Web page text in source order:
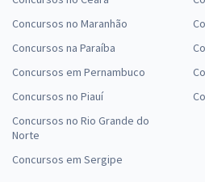
Concursos no Maranhão
Concursos na Paraíba
Concursos em Pernambuco
Concursos no Piauí
Concursos no Rio Grande do
Norte
Concursos em Sergipe